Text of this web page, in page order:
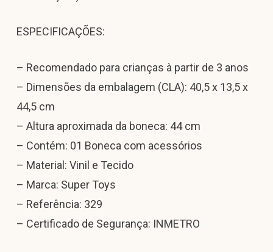
ESPECIFICAÇÕES:
– Recomendado para crianças à partir de 3 anos
– Dimensões da embalagem (CLA): 40,5 x 13,5 x
44,5 cm
– Altura aproximada da boneca: 44 cm
– Contém: 01 Boneca com acessórios
– Material: Vinil e Tecido
– Marca: Super Toys
– Referência: 329
– Certificado de Segurança: INMETRO